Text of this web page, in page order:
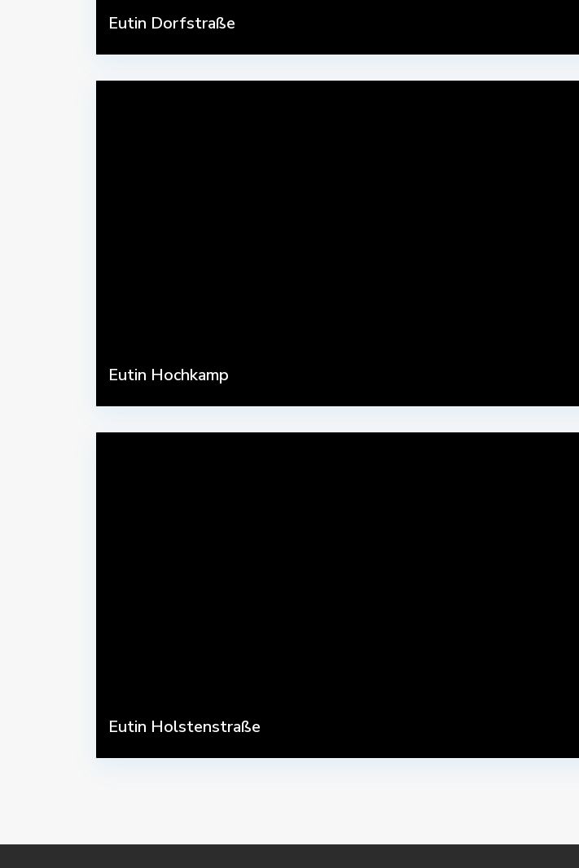
Eutin Dorfstraße
Eutin Hochkamp
Eutin Holstenstraße